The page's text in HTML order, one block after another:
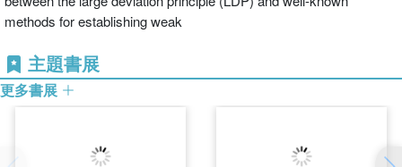
methods for establishing weak
主題書展
更多書展